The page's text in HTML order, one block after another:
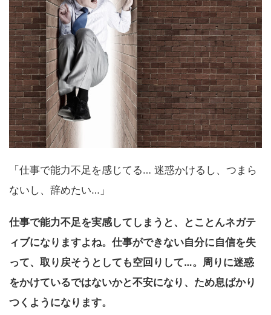
「仕事で能力不足を感じてる… 迷惑かけるし、つまら
ないし、辞めたい…」
仕事で能力不足を実感してしまうと、とことんネガテ
ィブになりますよね。仕事ができない自分に自信を失
って、取り戻そうとしても空回りして…。周りに迷惑
をかけているではないかと不安になり、ため息ばかり
つくようになります。